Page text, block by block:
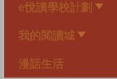
e悅讀學校計劃
我的閱讀城
漫話生活